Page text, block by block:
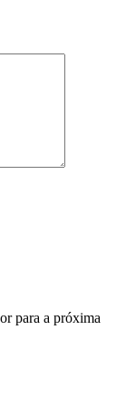
para a próxima